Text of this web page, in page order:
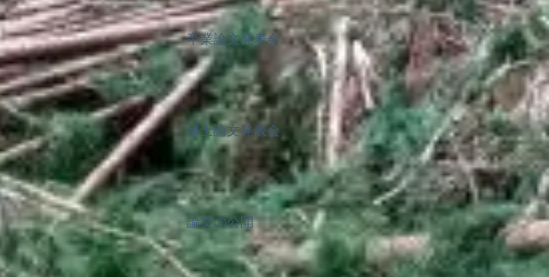
卒業論文発表会
修士論文発表会
論文の公開